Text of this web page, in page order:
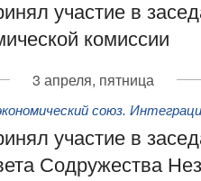
участие в
комиссии
3 апреля, пятница
союз.
участие в
Содружества